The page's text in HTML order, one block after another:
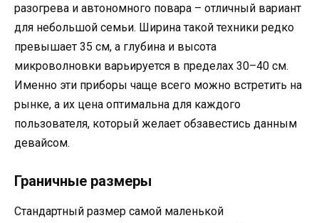
разогрева и автономного повара – отличный вариант
для небольшой семьи. Ширина такой техники редко
превышает 35 см, а глубина и высота
микроволновки варьируется в пределах 30–40 см.
Именно эти приборы чаще всего можно встретить на
рынке, а их цена оптимальна для каждого
пользователя, который желает обзавестись данным
девайсом.
Граничные размеры
Стандартный размер самой маленькой